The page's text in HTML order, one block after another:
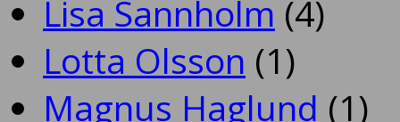
Lisa Sannholm (4)
Lotta Olsson (1)
Magnus Haglund (1)